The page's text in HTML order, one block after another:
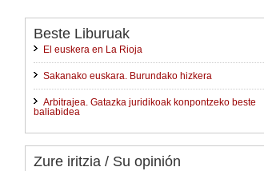
Beste Liburuak
El euskera en La Rioja
Sakanako euskara. Burundako hizkera
Arbitrajea. Gatazka juridikoak konpontzeko beste
baliabidea
Zure iritzia / Su opinión